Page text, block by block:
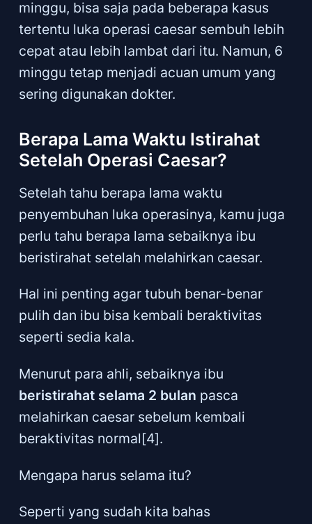
minggu, bisa saja pada beberapa kasus
tertentu luka operasi caesar sembuh lebih
cepat atau lebih lambat dari itu. Namun, 6
minggu tetap menjadi acuan umum yang
sering digunakan dokter.
Berapa Lama Waktu Istirahat
Setelah Operasi Caesar?
Setelah tahu berapa lama waktu
penyembuhan luka operasinya, kamu juga
perlu tahu berapa lama sebaiknya ibu
beristirahat setelah melahirkan caesar.
Hal ini penting agar tubuh benar-benar
pulih dan ibu bisa kembali beraktivitas
seperti sedia kala.
Menurut para ahli, sebaiknya ibu
beristirahat selama 2 bulan pasca
melahirkan caesar sebelum kembali
beraktivitas normal[4].
Mengapa harus selama itu?
Seperti yang sudah kita bahas